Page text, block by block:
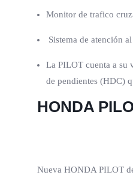
Monitor de trafico
Sistema de atención
La PILOT cuenta a su
de pendientes (HDC)
HONDA
Nueva HONDA PILOT